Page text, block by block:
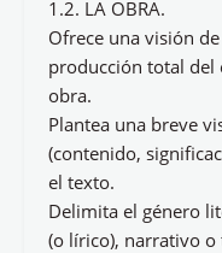
1.2. LA OBRA.
Ofrece una visión
producción total del
obra.
Plantea una breve
(contenido,
el texto.
Delimita el género
(o lírico), narrativo o